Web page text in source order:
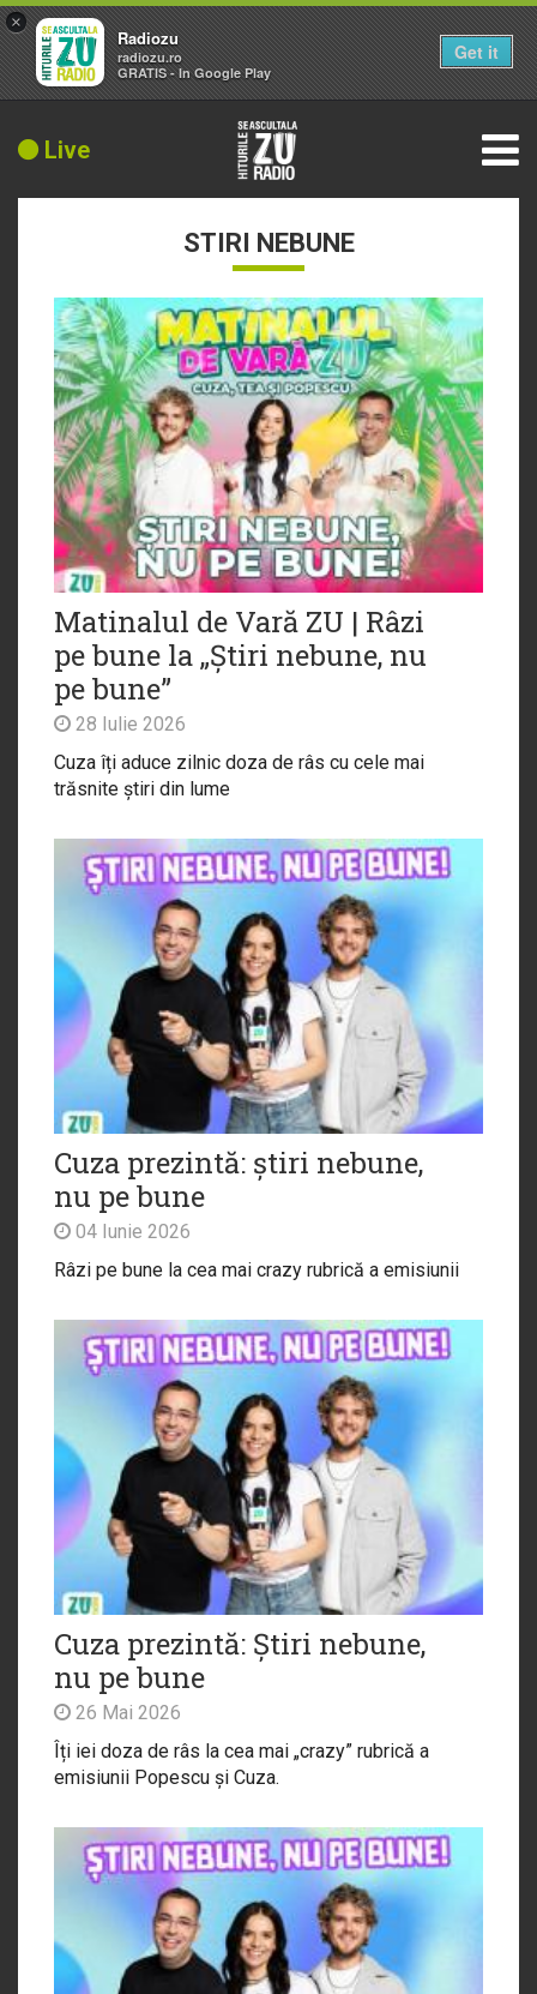
Live
STIRI NEBUNE
Matinalul de Vară ZU | Râzi
pe bune la „Știri nebune, nu
pe bune”
28 Iulie 2026
Cuza îți aduce zilnic doza de râs cu cele mai
trăsnite știri din lume
Cuza prezintă: știri nebune,
nu pe bune
04 Iunie 2026
Râzi pe bune la cea mai crazy rubrică a emisiunii
Cuza prezintă: Știri nebune,
nu pe bune
26 Mai 2026
Îți iei doza de râs la cea mai „crazy” rubrică a
emisiunii Popescu și Cuza.
×
Radiozu
radiozu.ro
GRATIS - In Google Play
Get it